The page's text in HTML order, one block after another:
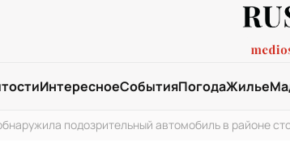
ИнтересноеСобытияПогодаЖилье
подозрительный автомобиль в районе